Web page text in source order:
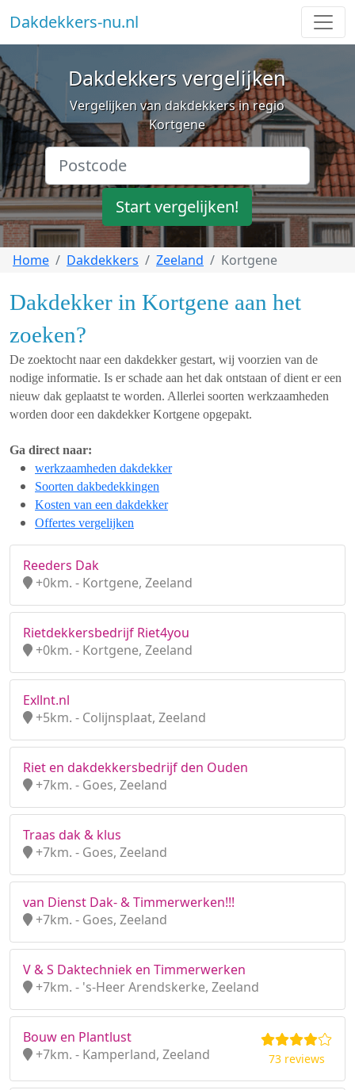
Dakdekkers-nu.nl
Dakdekkers vergelijken
Vergelijken van dakdekkers in regio
Kortgene
Start vergelijken!
Home Dakdekkers Zeeland Kortgene
Dakdekker in Kortgene aan het
zoeken?
De zoektocht naar een dakdekker gestart, wij voorzien van de
nodige informatie. Is er schade aan het dak ontstaan of dient er een
nieuw dak geplaatst te worden. Allerlei soorten werkzaamheden
worden door een dakdekker Kortgene opgepakt.
Ga direct naar:
werkzaamheden dakdekker
Soorten dakbedekkingen
Kosten van een dakdekker
Offertes vergelijken
Reeders Dak
+0km. - Kortgene, Zeeland
Rietdekkersbedrijf Riet4you
+0km. - Kortgene, Zeeland
Exllnt.nl
+5km. - Colijnsplaat, Zeeland
Riet en dakdekkersbedrijf den Ouden
+7km. - Goes, Zeeland
Traas dak & klus
+7km. - Goes, Zeeland
van Dienst Dak- & Timmerwerken!!!
+7km. - Goes, Zeeland
V & S Daktechniek en Timmerwerken
+7km. - 's-Heer Arendskerke, Zeeland
Bouw en Plantlust
+7km. - Kamperland, Zeeland
73 reviews